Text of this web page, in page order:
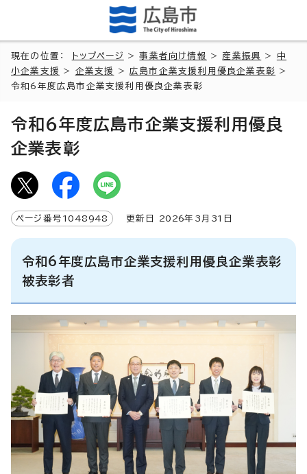
現在の位置： トップページ >事業者向け情報 > 産業振興 > 中
小企業支援
> 企業支援 >広島市企業支援利用優良企業表彰 >
令和6年度広島市企業支援利用優良企業表彰
令和6年度広島市企業支援利用優良
企業表彰
ページ番号 1048948 更新日 2026年3月 31 日
令和6年度広島市企業支援利用優良企業表彰
被表彰者